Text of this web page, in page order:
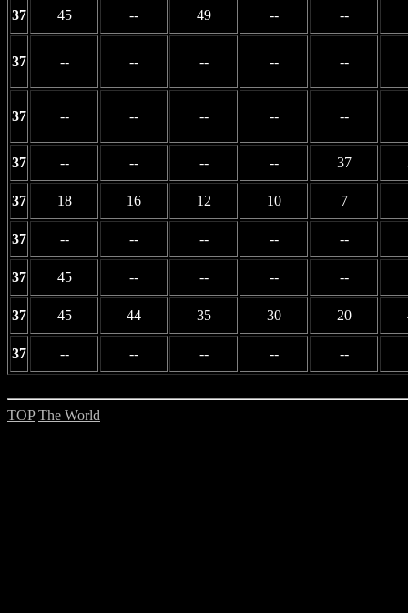
37 45 -- 49 -- --
37 -- -- -- -- --
37 -- -- -- -- --
37 -- -- -- -- 37
37 18 16 12 10 7
37 -- -- -- -- --
37 45 -- -- -- --
37 45 44 35 30 20
37 -- -- -- -- --
TOP The World